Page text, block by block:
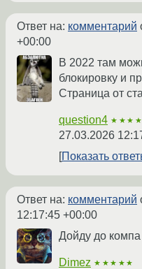
Ответ на: комментарий
+00:00
В 2022 там
блокировку и
Страница от
question4
27.03.2026
Показать
Ответ на: комментарий
12:17:45 +00:00
Дойду до
Dimez ★★★★★